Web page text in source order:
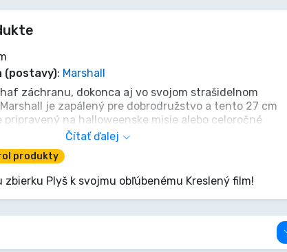
(postavy): Marshall
záchranu, dokonca aj vo svojom strašidelnom
je zapálený pre dobrodružstvo a tento 27 cm
na halloweenske misie alebo celoročné
sa oklamať jeho kostnatým vzhľadom; pod parádnym
je to ten istý statočný, verný (a trošku nemotorný!)
a miluješ. Dones si Kostlivca Marshalla domov a
hry!
Čítať ďalej
produkty
zbierku Plyš k svojmu obľúbenému Kreslený film!